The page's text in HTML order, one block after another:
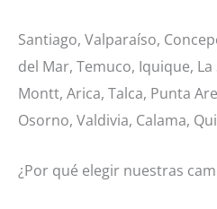
Santiago, Valparaíso,
del Mar, Temuco, Iquique,
Montt, Arica, Talca, Punta
Osorno, Valdivia, Calama,
¿Por qué elegir nuestras